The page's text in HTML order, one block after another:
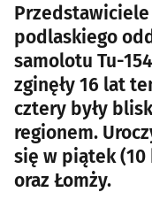
podlaskiego
samolotu Tu-
zginęły 16 lat
cztery były
regionem.
się w piątek (10
oraz Łomży.